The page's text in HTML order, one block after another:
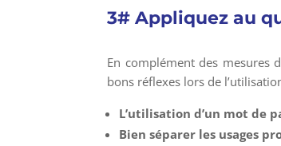
3# Appliquez au
En complément des mesures
bons réflexes lors de
L’utilisation d’un mot de
Bien séparer les usages